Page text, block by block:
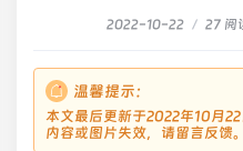
2022-10-22 / 27 阅
温馨提示：
本文最后更新于2022年10月
内容或图片失效，请留言反馈。